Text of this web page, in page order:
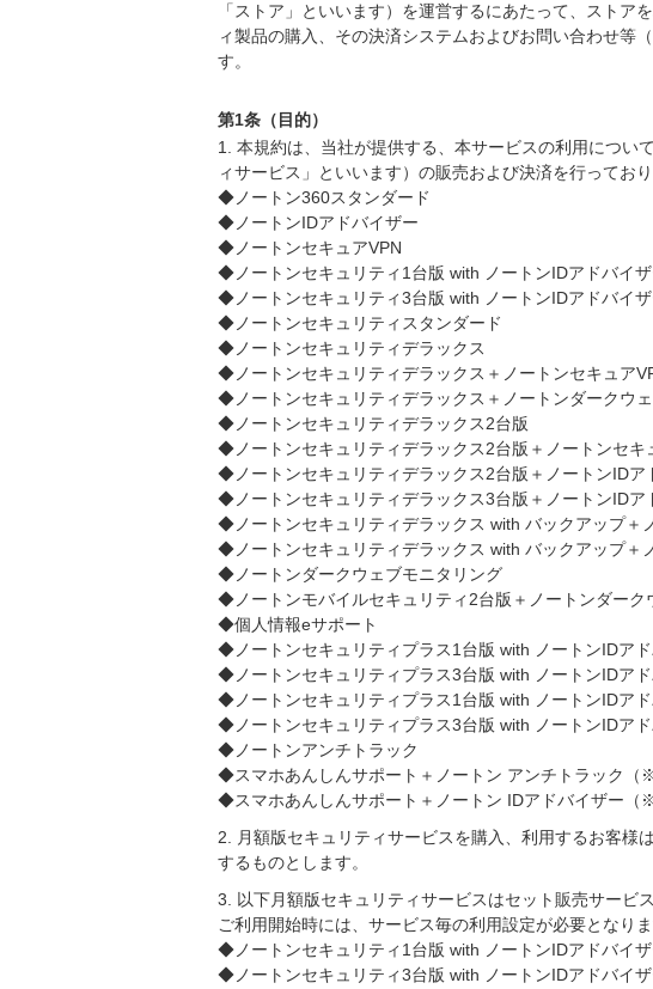
「ストア」といいます）を運営するにあたって、スト
ィ製品の購入、その決済システムおよびお問い合わせ等
す。
第1条（目的）
1. 本規約は、当社が提供する、本サービスの利用につい
ィサービス」といいます）の販売および決済を行っており
◆ノートン360スタンダード
◆ノートンIDアドバイザー
◆ノートンセキュアVPN
◆ノートンセキュリティ1台版 with ノートンIDアドバイ
◆ノートンセキュリティ3台版 with ノートンIDアドバイ
◆ノートンセキュリティスタンダード
◆ノートンセキュリティデラックス
◆ノートンセキュリティデラックス＋ノートンセキュア
◆ノートンセキュリティデラックス＋ノートンダークウ
◆ノートンセキュリティデラックス2台版
◆ノートンセキュリティデラックス2台版＋ノートンセ
◆ノートンセキュリティデラックス2台版＋ノートンIDア
◆ノートンセキュリティデラックス3台版＋ノートンIDア
◆ノートンセキュリティデラックス with バックアップ＋
◆ノートンセキュリティデラックス with バックアップ＋
◆ノートンダークウェブモニタリング
◆ノートンモバイルセキュリティ2台版＋ノートンダーク
◆個人情報eサポート
◆ノートンセキュリティプラス1台版 with ノートンIDア
◆ノートンセキュリティプラス3台版 with ノートンIDア
◆ノートンセキュリティプラス1台版 with ノートンIDア
◆ノートンセキュリティプラス3台版 with ノートンIDア
◆ノートンアンチトラック
◆スマホあんしんサポート＋ノートン アンチトラック（※
◆スマホあんしんサポート＋ノートン IDアドバイザー（※
2. 月額版セキュリティサービスを購入、利用するお客様
するものとします。
3. 以下月額版セキュリティサービスはセット販売サービ
ご利用開始時には、サービス毎の利用設定が必要となり
◆ノートンセキュリティ1台版 with ノートンIDアドバイ
◆ノートンセキュリティ3台版 with ノートンIDアドバイ